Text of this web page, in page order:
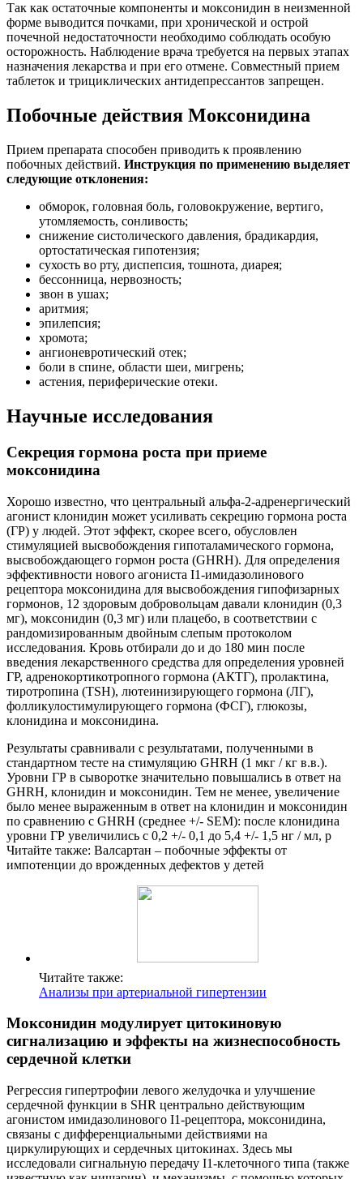
Так как остаточные компоненты и моксонидин в неизменной
форме выводится почками, при хронической и острой
почечной недостаточности необходимо соблюдать особую
осторожность. Наблюдение врача требуется на первых этапах
назначения лекарства и при его отмене. Совместный прием
таблеток и трициклических антидепрессантов запрещен.
Побочные действия Моксонидина
Прием препарата способен приводить к проявлению
побочных действий. Инструкция по применению выделяет
следующие отклонения:
обморок, головная боль, головокружение, вертиго,
утомляемость, сонливость;
снижение систолического давления, брадикардия,
ортостатическая гипотензия;
сухость во рту, диспепсия, тошнота, диарея;
бессонница, нервозность;
звон в ушах;
аритмия;
эпилепсия;
хромота;
ангионевротический отек;
боли в спине, области шеи, мигрень;
астения, периферические отеки.
Научные исследования
Секреция гормона роста при приеме
моксонидина
Хорошо известно, что центральный альфа-2-адренергический
агонист клонидин может усиливать секрецию гормона роста
(ГР) у людей. Этот эффект, скорее всего, обусловлен
стимуляцией высвобождения гипоталамического гормона,
высвобождающего гормон роста (GHRH). Для определения
эффективности нового агониста I1-имидазолинового
рецептора моксонидина для высвобождения гипофизарных
гормонов, 12 здоровым добровольцам давали клонидин (0,3
мг), моксонидин (0,3 мг) или плацебо, в соответствии с
рандомизированным двойным слепым протоколом
исследования. Кровь отбирали до и до 180 мин после
введения лекарственного средства для определения уровней
ГР, адренокортикотропного гормона (АКТГ), пролактина,
тиротропина (TSH), лютеинизирующего гормона (ЛГ),
фолликулостимулирующего гормона (ФСГ), глюкозы,
клонидина и моксонидина.
Результаты сравнивали с результатами, полученными в
стандартном тесте на стимуляцию GHRH (1 мкг / кг в.в.).
Уровни ГР в сыворотке значительно повышались в ответ на
GHRH, клонидин и моксонидин. Тем не менее, увеличение
было менее выраженным в ответ на клонидин и моксонидин
по сравнению с GHRH (среднее +/- SEM): после клонидина
уровни ГР увеличились с 0,2 +/- 0,1 до 5,4 +/- 1,5 нг / мл, p
Читайте также: Валсартан – побочные эффекты от
импотенции до врожденных дефектов у детей
Читайте также:
Анализы при артериальной гипертензии
Моксонидин модулирует цитокиновую
сигнализацию и эффекты на жизнеспособность
сердечной клетки
Регрессия гипертрофии левого желудочка и улучшение
сердечной функции в SHR центрально действующим
агонистом имидазолинового I1-рецептора, моксонидина,
связаны с дифференциальными действиями на
циркулирующих и сердечных цитокинах. Здесь мы
исследовали сигнальную передачу I1-клеточного типа (также